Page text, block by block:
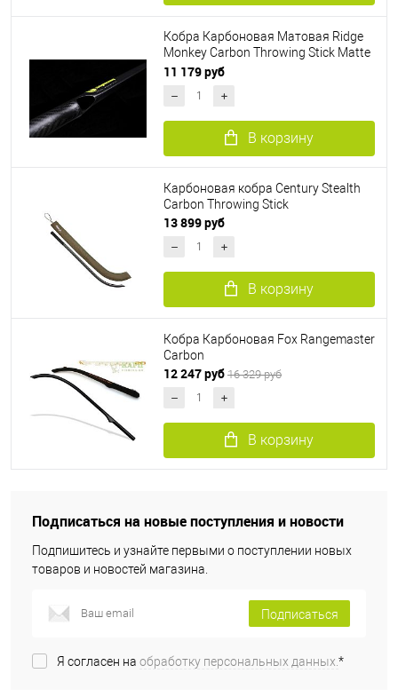
Кобра Карбоновая Матовая Ridge
Monkey Carbon Throwing Stick Matte
Edition
11 179 руб
В корзину
Карбоновая кобра Century Stealth
Carbon Throwing Stick
13 899 руб
В корзину
Кобра Карбоновая Fox Rangemaster
Carbon
12 247 руб 16 329 руб
В корзину
Подписаться на новые поступления и новости
Подпишитесь и узнайте первыми о поступлении новых
товаров и новостей магазина.
Подписаться
Я согласен на обработку персональных данных.*